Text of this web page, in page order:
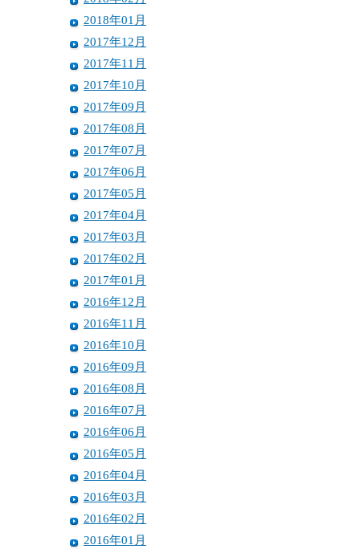
2018年01月
2017年12月
2017年11月
2017年10月
2017年09月
2017年08月
2017年07月
2017年06月
2017年05月
2017年04月
2017年03月
2017年02月
2017年01月
2016年12月
2016年11月
2016年10月
2016年09月
2016年08月
2016年07月
2016年06月
2016年05月
2016年04月
2016年03月
2016年02月
2016年01月